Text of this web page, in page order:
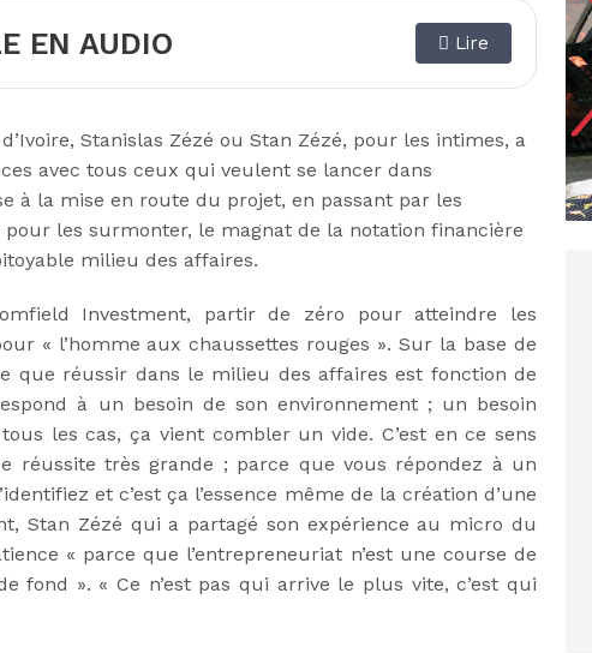
EN AUDIO Lire
Stanislas Zézé ou Stan Zézé, pour les intimes, a
avec tous ceux qui veulent se lancer dans
à la mise en route du projet, en passant par les
les surmonter, le magnat de la notation financière
milieu des affaires.
Investment, partir de zéro pour atteindre les
« l’homme aux chaussettes rouges ». Sur la base de
que réussir dans le milieu des affaires est fonction de
à un besoin de son environnement ; un besoin
les cas, ça vient combler un vide. C’est en ce sens
réussite très grande ; parce que vous répondez à un
et c’est ça l’essence même de la création d’une
Stan Zézé qui a partagé son expérience au micro du
« parce que l’entrepreneuriat n’est une course de
fond ». « Ce n’est pas qui arrive le plus vite, c’est qui